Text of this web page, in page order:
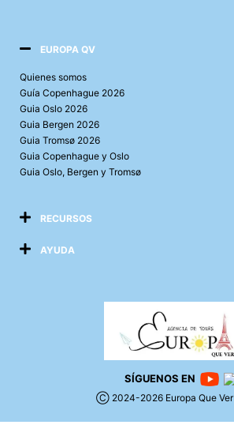
EUROPA QV
Quienes somos
Guía Copenhague 2026
Guia Oslo 2026
Guia Bergen 2026
Guia Tromsø 2026
Guia Copenhague y Oslo
Guia Oslo, Bergen y Tromsø
RECURSOS
AYUDA
SÍGUENOS EN
Ⓒ 2024-2026 Europa Que Ver